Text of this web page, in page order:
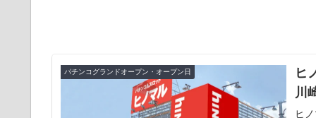
パチンコグランドオープン・オープン日
ヒ
川
ヒ